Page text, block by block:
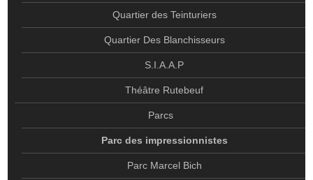
QUARTIER DES BLANCHISSEURS
S.I.A.A.P
THÉÂTRE RUTEBEUF
PARCS
PARC DES IMPRESSIONNISTES
PARC MARCEL BICH
PARC MOZART
PARC ROGER SALENGRO
Quartier des Teinturiers
Quartier Des Blanchisseurs
S.I.A.A.P
Théâtre Rutebeuf
Parcs
Parc des impressionnistes
Parc Marcel Bich